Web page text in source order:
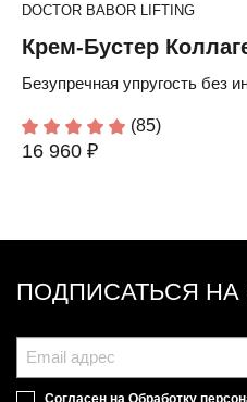
DOCTOR BABOR LIFTING
Крем-Бустер
Безупречная упругость без
(85)
16 960 ₽
ПОДПИСАТЬСЯ НА
Согласен на Обработку